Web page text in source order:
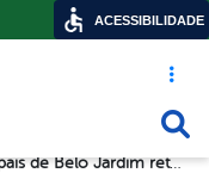
Acesso
Aulas municipais de Belo Jardim retornam com conquista de uma nova escola para a cidade
ACESSIBILIDADE